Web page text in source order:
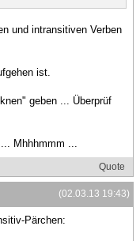
und intransitiven Verben
ist.
geben ... Überprüf
Mhhhmmm ...
Quote
(02.03.13 19:43)
Pärchen: